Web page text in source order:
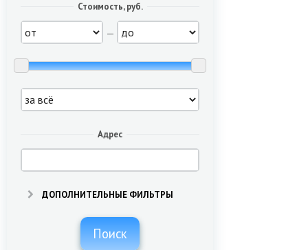
Стоимость, руб.
—
Адрес
ДОПОЛНИТЕЛЬНЫЕ ФИЛЬТРЫ
Поиск